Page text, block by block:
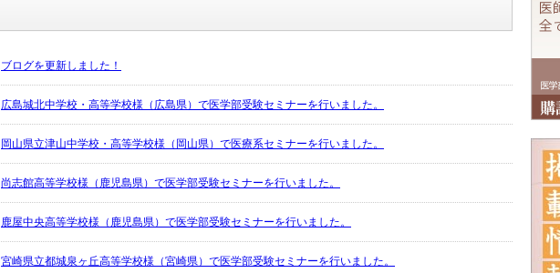
ブログを更新しました！
広島城北中学校・高等学校様（広島県）で医学部受験セミナーを行いました。
岡山県立津山中学校・高等学校様（岡山県）で医療系セミナーを行いました。
尚志館高等学校様（鹿児島県）で医学部受験セミナーを行いました。
鹿屋中央高等学校様（鹿児島県）で医学部受験セミナーを行いました。
宮崎県立都城泉ヶ丘高等学校様（宮崎県）で医学部受験セミナーを行いました。